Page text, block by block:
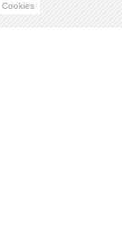
Cookies